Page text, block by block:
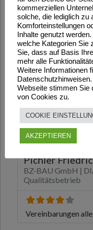
kommerziellen
solche, die lediglich zu
Komforteinstellungen
Inhalte genutzt
welche Kategorien Sie
Sie, dass auf Basis
mehr alle
Weitere Informationen
Webseite stimmen Sie
von Cookies zu.
COOKIE
AKZEPTIEREN